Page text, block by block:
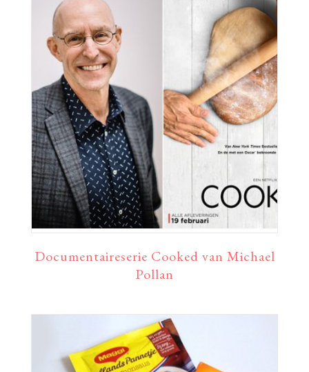
Documentaireserie Cooked van Michael
Pollan